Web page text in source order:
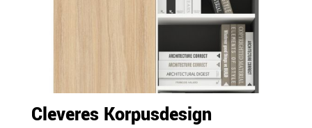
Cleveres Korpusdesign